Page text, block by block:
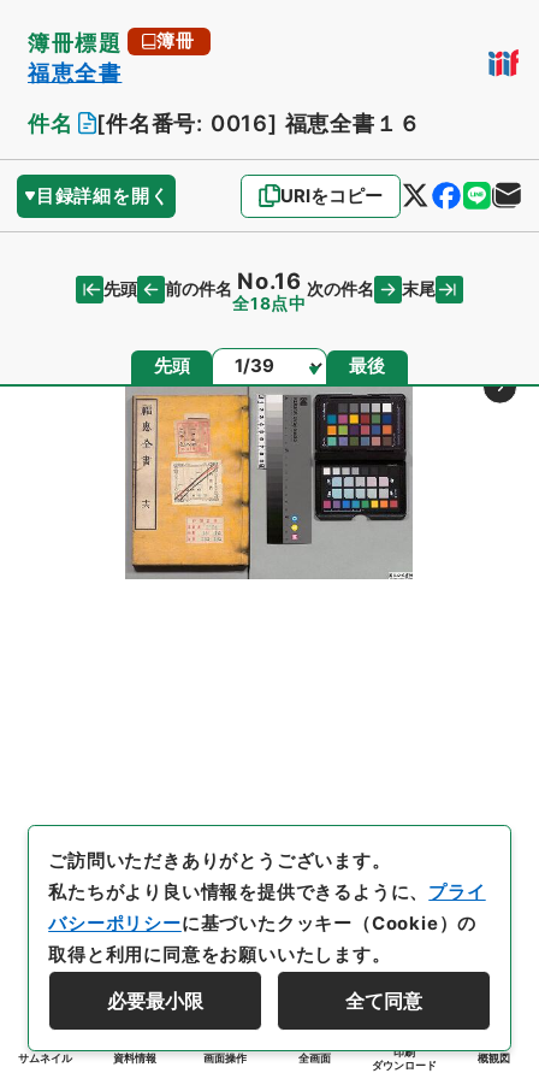
簿冊標題 簿冊
福恵全書
件名
[件名番号: 0016] 福恵全書１６
目録詳細を開く URIをコピー
先頭 前の件名 No.16
全18点中
次の件名 末尾
先頭 ページ 最後
サムネイル 資料情報 画面操作 全画面
印刷
ダウンロード
概観図
ご訪問いただきありがとうございます。
私たちがより良い情報を提供できるように、 プライ
バシーポリシーに基づいたクッキー（Cookie）の
取得と利用に同意をお願いいたします。
必要最小限 全て同意